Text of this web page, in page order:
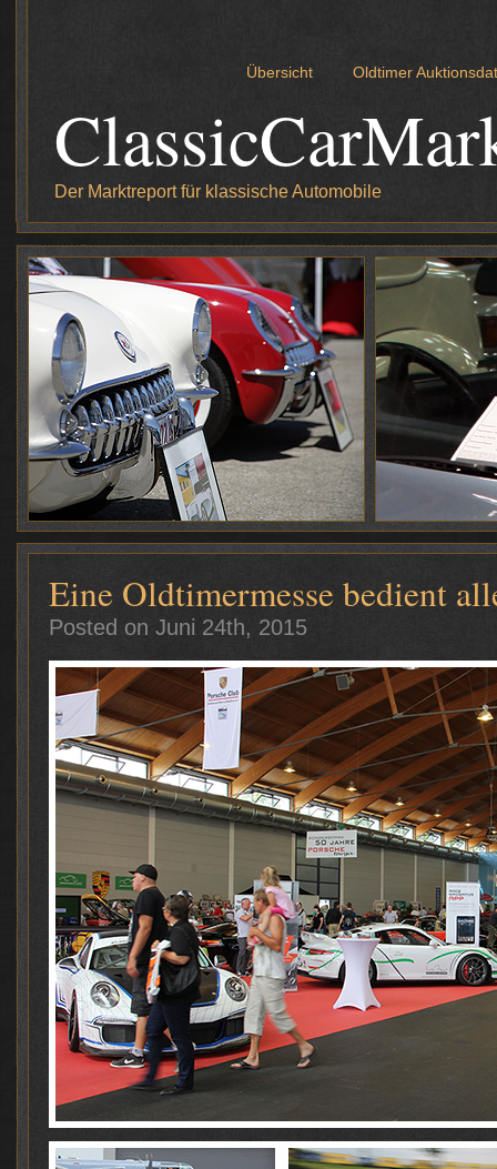
Übersicht Oldtimer
Der Marktreport für klassische Automobile
Eine Oldtimermesse bedient
Posted on Juni 24th, 2015